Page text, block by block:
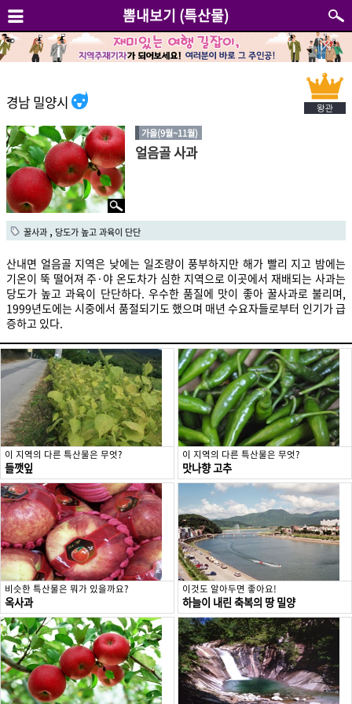
뽐내보기 (특산물)
경남 밀양시
가을(9월~11월)
얼음골 사과
꿀사과 , 당도가 높고 과육이 단단
산내면 얼음골 지역은 낮에는 일조량이 풍부하지만 해가 빨리 지고 밤에는
기온이 뚝 떨어져 주·야 온도차가 심한 지역으로 이곳에서 재배되는 사과는
당도가 높고 과육이 단단하다. 우수한 품질에 맛이 좋아 꿀사과로 불리며,
1999년도에는 시중에서 품절되기도 했으며 매년 수요자들로부터 인기가 급
증하고 있다.
이 지역의 다른 특산물은 무엇?
들깻잎
이 지역의 다른 특산물은 무엇?
맛나향 고추
비슷한 특산물은 뭐가 있을까요?
옥사과
이것도 알아두면 좋아요!
하늘이 내린 축복의 땅 밀양